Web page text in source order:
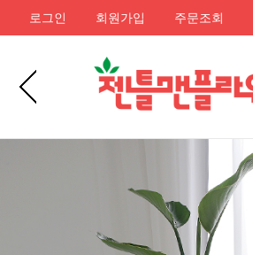
로그인 회원가입 주문조회